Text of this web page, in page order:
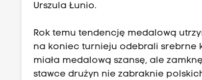
Urszula Łunio.
Rok temu tendencję medalową
na koniec turnieju odebrali srebrne
miała medalową szansę, ale
stawce drużyn nie zabraknie